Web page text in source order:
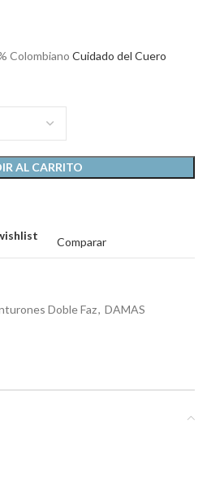
Colombiano Cuidado del Cuero
AL CARRITO
Comparar
Doble Faz, DAMAS